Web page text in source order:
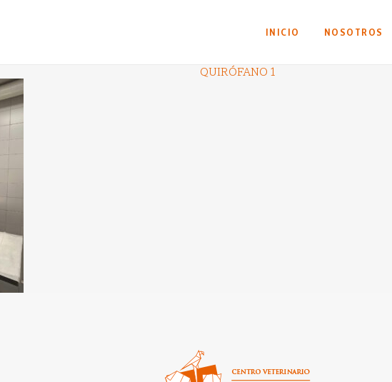
INICIO NOSOTROS
QUIRÓFANO 1